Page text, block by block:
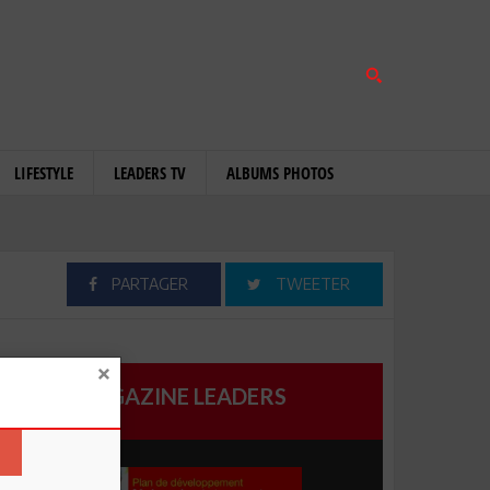
LIFESTYLE LEADERS TV ALBUMS PHOTOS
PARTAGER TWEETER
MAGAZINE LEADERS